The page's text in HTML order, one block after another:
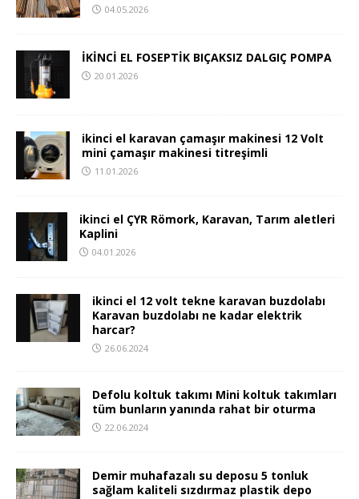
04.05.2026
İKİNCİ EL FOSEPTİK BIÇAKSIZ DALGIÇ POMPA
20.01.2026
ikinci el karavan çamaşır makinesi 12 Volt
mini çamaşır makinesi titreşimli
11.01.2026
ikinci el ÇYR Römork, Karavan, Tarım aletleri
Kaplini
04.01.2026
ikinci el 12 volt tekne karavan buzdolabı
Karavan buzdolabı ne kadar elektrik
harcar?
26.06.2024
Defolu koltuk takımı Mini koltuk takımları
tüm bunların yanında rahat bir oturma
22.06.2024
Demir muhafazalı su deposu 5 tonluk
sağlam kaliteli sızdırmaz plastik depo